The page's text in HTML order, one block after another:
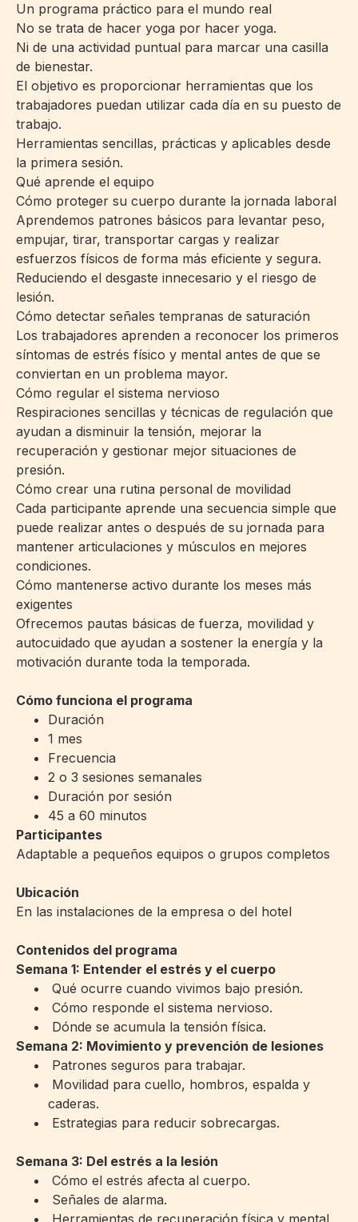
Un programa práctico para el mundo real
No se trata de hacer yoga por hacer yoga.
Ni de una actividad puntual para marcar una casilla
de bienestar.
El objetivo es proporcionar herramientas que los
trabajadores puedan utilizar cada día en su puesto de
trabajo.
Herramientas sencillas, prácticas y aplicables desde
la primera sesión.
Qué aprende el equipo
Cómo proteger su cuerpo durante la jornada laboral
Aprendemos patrones básicos para levantar peso,
empujar, tirar, transportar cargas y realizar
esfuerzos físicos de forma más eficiente y segura.
Reduciendo el desgaste innecesario y el riesgo de
lesión.
Cómo detectar señales tempranas de saturación
Los trabajadores aprenden a reconocer los primeros
síntomas de estrés físico y mental antes de que se
conviertan en un problema mayor.
Cómo regular el sistema nervioso
Respiraciones sencillas y técnicas de regulación que
ayudan a disminuir la tensión, mejorar la
recuperación y gestionar mejor situaciones de
presión.
Cómo crear una rutina personal de movilidad
Cada participante aprende una secuencia simple que
puede realizar antes o después de su jornada para
mantener articulaciones y músculos en mejores
condiciones.
Cómo mantenerse activo durante los meses más
exigentes
Ofrecemos pautas básicas de fuerza, movilidad y
autocuidado que ayudan a sostener la energía y la
motivación durante toda la temporada.
Cómo funciona el programa
Duración
1 mes
Frecuencia
2 o 3 sesiones semanales
Duración por sesión
45 a 60 minutos
Participantes
Adaptable a pequeños equipos o grupos completos
Ubicación
En las instalaciones de la empresa o del hotel
Contenidos del programa
Semana 1: Entender el estrés y el cuerpo
Qué ocurre cuando vivimos bajo presión.
Cómo responde el sistema nervioso.
Dónde se acumula la tensión física.
Semana 2: Movimiento y prevención de lesiones
Patrones seguros para trabajar.
Movilidad para cuello, hombros, espalda y
caderas.
Estrategias para reducir sobrecargas.
Semana 3: Del estrés a la lesión
Cómo el estrés afecta al cuerpo.
Señales de alarma.
Herramientas de recuperación física y mental.